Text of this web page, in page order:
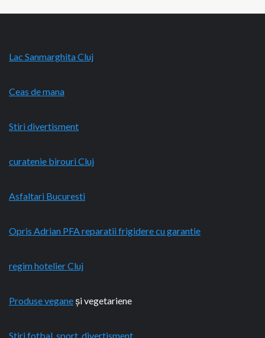
Lac Sanmarghita Cluj
Ceas de mana
Stiri divertisment
curatenie birouri Cluj
Asfaltari Bucuresti
Opris Adrian PFA reparatii frigidere cu garantie
regim hotelier Cluj
Produse vegane și vegetariene
Stiri fotbal, sport, divertisment